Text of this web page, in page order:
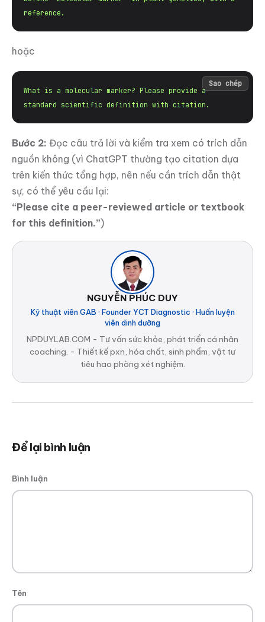
reference.
hoặc
What is a molecular marker? Please provide a
standard scientific definition with citation.
Sao chép
Bước 2: Đọc câu trả lời và kiểm tra xem có trích dẫn
nguồn không (vì ChatGPT thường tạo citation dựa
trên kiến thức tổng hợp, nên nếu cần trích dẫn thật
sự, có thể yêu cầu lại:
“Please cite a peer-reviewed article or textbook
for this definition.”)
NGUYỄN PHÚC DUY
Kỹ thuật viên GAB · Founder YCT Diagnostic · Huấn luyện
viên dinh dưỡng
NPDUYLAB.COM - Tư vấn sức khỏe, phát triển cá nhân
coaching. - Thiết kế pxn, hóa chất, sinh phẩm, vật tư
tiêu hao phòng xét nghiệm.
Để lại bình luận
Bình luận
Tên